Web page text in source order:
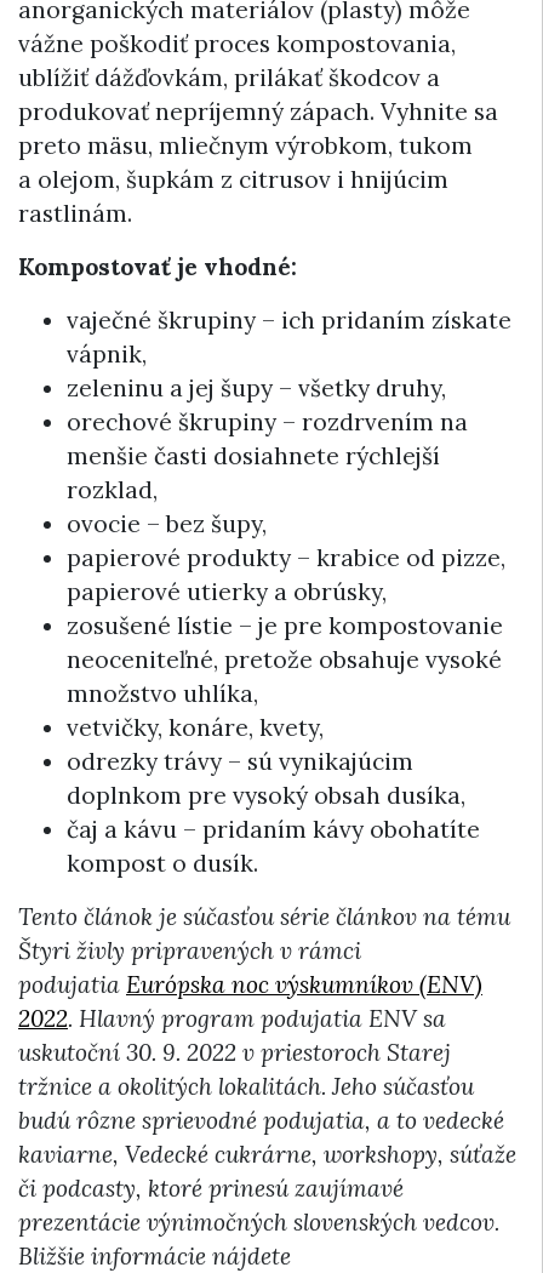
anorganických materiálov (plasty) môže
vážne poškodiť proces kompostovania,
ublížiť dážďovkám, prilákať škodcov a
produkovať nepríjemný zápach. Vyhnite sa
preto mäsu, mliečnym výrobkom, tukom
a olejom, šupkám z citrusov i hnijúcim
rastlinám.
Kompostovať je vhodné:
vaječné škrupiny – ich pridaním získate
vápnik,
zeleninu a jej šupy – všetky druhy,
orechové škrupiny – rozdrvením na
menšie časti dosiahnete rýchlejší
rozklad,
ovocie – bez šupy,
papierové produkty – krabice od pizze,
papierové utierky a obrúsky,
zosušené lístie – je pre kompostovanie
neoceniteľné, pretože obsahuje vysoké
množstvo uhlíka,
vetvičky, konáre, kvety,
odrezky trávy – sú vynikajúcim
doplnkom pre vysoký obsah dusíka,
čaj a kávu – pridaním kávy obohatíte
kompost o dusík.
Tento článok je súčasťou série článkov na tému
Štyri živly pripravených v rámci
podujatia Európska noc výskumníkov (ENV)
2022. Hlavný program podujatia ENV sa
uskutoční 30. 9. 2022 v priestoroch Starej
tržnice a okolitých lokalitách. Jeho súčasťou
budú rôzne sprievodné podujatia, a to vedecké
kaviarne, Vedecké cukrárne, workshopy, súťaže
či podcasty, ktoré prinesú zaujímavé
prezentácie výnimočných slovenských vedcov.
Bližšie informácie nájdete